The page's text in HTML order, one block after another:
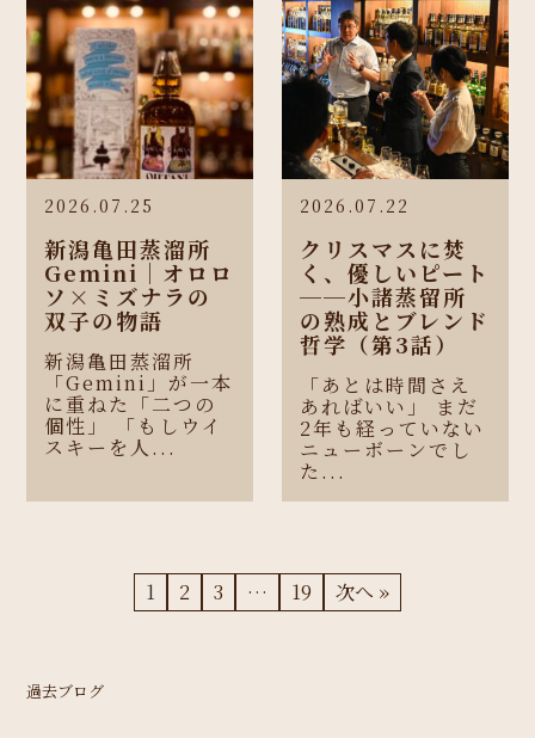
2026.07.25
新潟亀田蒸溜所
Gemini｜オロロ
ソ×ミズナラの
双子の物語
新潟亀田蒸溜所
「Gemini」が一本
に重ねた「二つの
個性」 「もしウイ
スキーを人...
2026.07.22
クリスマスに焚
く、優しいピート
──小諸蒸留所
の熟成とブレンド
哲学（第3話）
「あとは時間さえ
あればいい」 まだ
2年も経っていない
ニューボーンでし
た...
1 2 3 … 19 次へ »
過去ブログ